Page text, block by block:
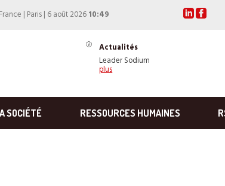
France | Paris | 6 août 202610:49
Actualités
Leader Sodium
plus
SOCIÉTÉ RESSOURCES HUMAINES